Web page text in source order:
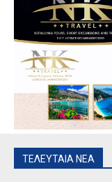
ΤΕΛΕΥΤΑΙΑ ΝΕΑ